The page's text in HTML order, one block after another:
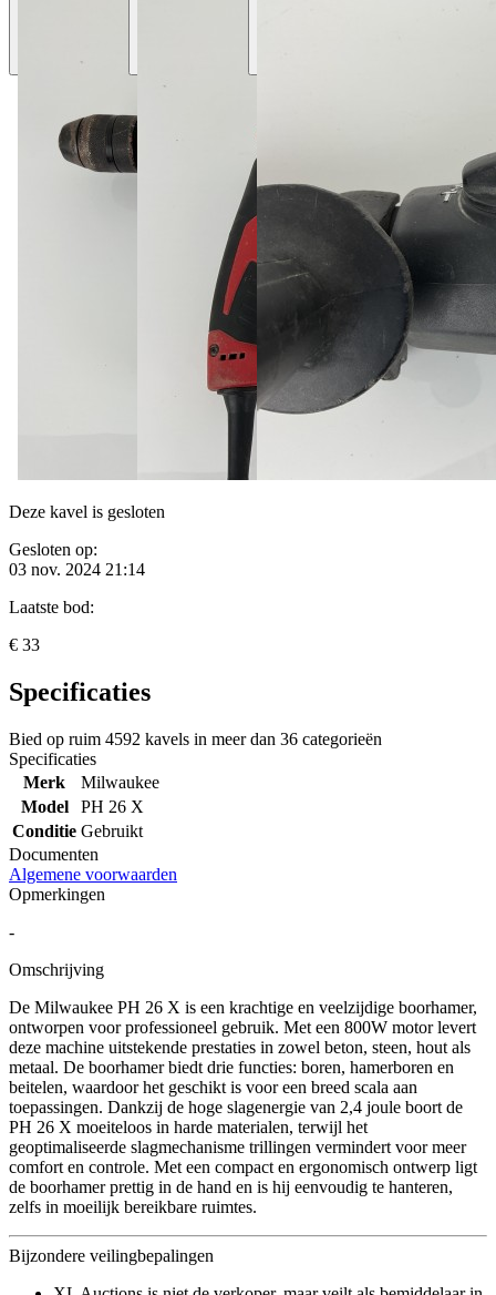
Deze kavel is gesloten
Gesloten op:
03 nov. 2024 21:14
Laatste bod:
€ 33
Specificaties
Bied op ruim 4592 kavels in meer dan 36 categorieën
Specificaties
Merk
Milwaukee
Model
PH 26 X
Conditie Gebruikt
Documenten
Algemene voorwaarden
Opmerkingen
-
Omschrijving
De Milwaukee PH 26 X is een krachtige en veelzijdige boorhamer,
ontworpen voor professioneel gebruik. Met een 800W motor levert
deze machine uitstekende prestaties in zowel beton, steen, hout als
metaal. De boorhamer biedt drie functies: boren, hamerboren en
beitelen, waardoor het geschikt is voor een breed scala aan
toepassingen. Dankzij de hoge slagenergie van 2,4 joule boort de
PH 26 X moeiteloos in harde materialen, terwijl het
geoptimaliseerde slagmechanisme trillingen vermindert voor meer
comfort en controle. Met een compact en ergonomisch ontwerp ligt
de boorhamer prettig in de hand en is hij eenvoudig te hanteren,
zelfs in moeilijk bereikbare ruimtes.
Bijzondere veilingbepalingen